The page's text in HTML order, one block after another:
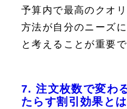
予算内で最高のクオ
方法が自分のニーズ
と考えることが重要で
7. 注文枚数で変わ
たらす割引効果とは